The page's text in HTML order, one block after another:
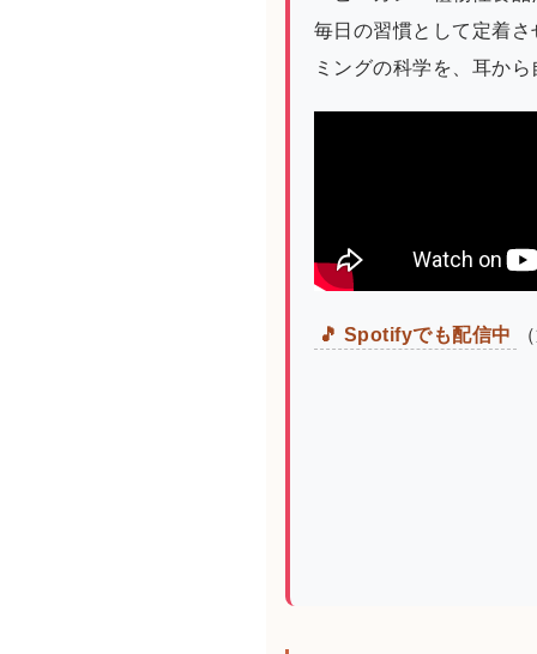
毎日の習慣として定着
ミングの科学を、耳か
🎵 Spotifyでも配信中